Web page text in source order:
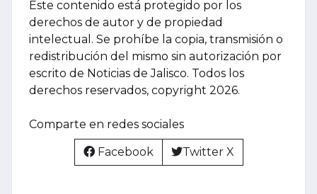
Este contenido está protegido por los
derechos de autor y de propiedad
intelectual. Se prohíbe la copia, transmisión o
redistribución del mismo sin autorización por
escrito de Noticias de Jalisco. Todos los
derechos reservados, copyright 2026.
Comparte en redes sociales
Facebook Twitter X